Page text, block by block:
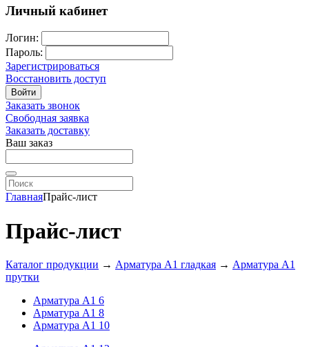
Личный кабинет
Логин:
Пароль:
Зарегистрироваться
Восстановить доступ
Войти
Заказать звонок
Свободная заявка
Заказать доставку
Ваш заказ
ГлавнаяПрайс-лист
Прайс-лист
Каталог продукции → Арматура А1 гладкая → Арматура А1
прутки
Арматура А1 6
Арматура А1 8
Арматура А1 10